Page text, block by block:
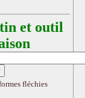
et outil
fléchies